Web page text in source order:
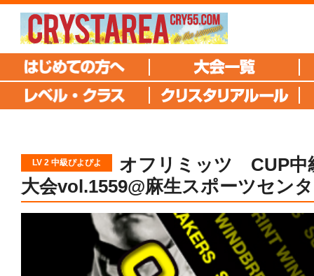
LV 2 中級ぴよぴよ
オフリミッツ CUP中
大会vol.1559@麻生スポーツセン